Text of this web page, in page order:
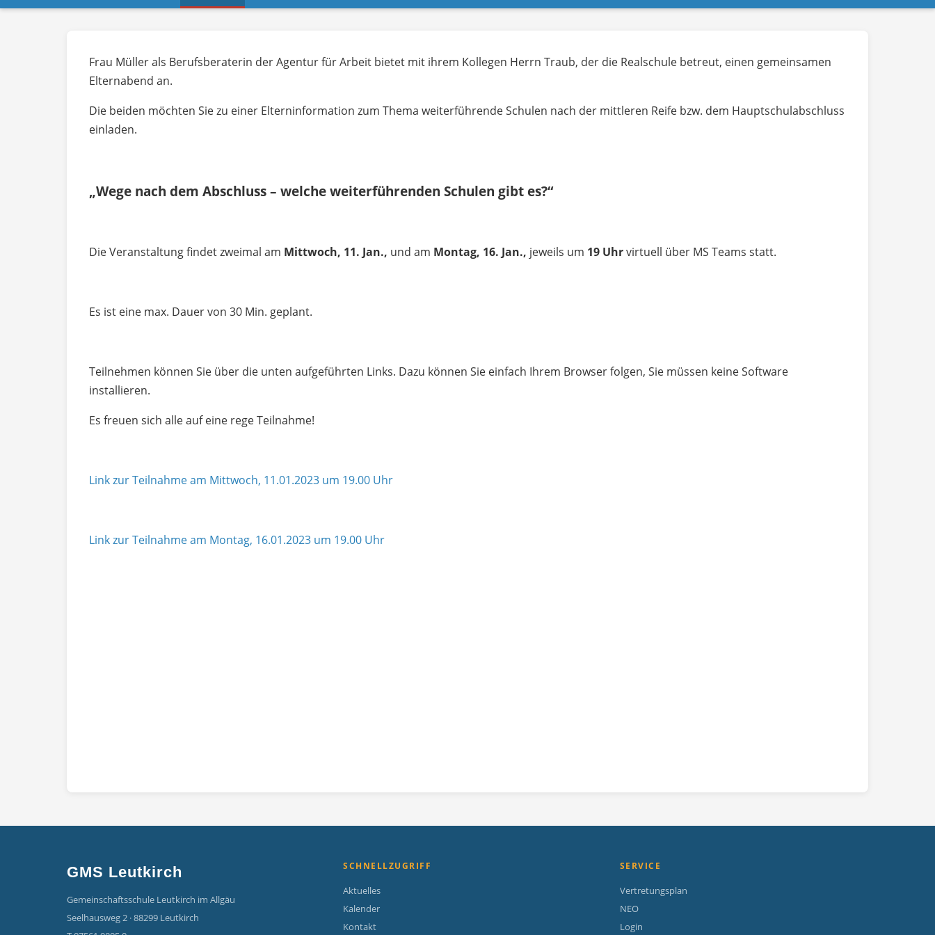
Frau Müller als Berufsberaterin der Agentur für Arbeit bietet mit ihrem Kollegen Herrn Traub, der die Realschule betreut, einen gemeinsamen
Elternabend an.
Die beiden möchten Sie zu einer Elterninformation zum Thema weiterführende Schulen nach der mittleren Reife bzw. dem Hauptschulabschluss
einladen.
„Wege nach dem Abschluss – welche weiterführenden Schulen gibt es?“
Die Veranstaltung findet zweimal am Mittwoch, 11. Jan., und am Montag, 16. Jan., jeweils um 19 Uhrvirtuell über MS Teams statt.
Es ist eine max. Dauer von 30 Min. geplant.
Teilnehmen können Sie über die unten aufgeführten Links. Dazu können Sie einfach Ihrem Browser folgen, Sie müssen keine Software
installieren.
Es freuen sich alle auf eine rege Teilnahme!
Link zur Teilnahme am Mittwoch, 11.01.2023 um 19.00 Uhr
Link zur Teilnahme am Montag, 16.01.2023 um 19.00 Uhr
GMS Leutkirch
Gemeinschaftsschule Leutkirch im Allgäu
Seelhausweg 2 · 88299 Leutkirch
SCHNELLZUGRIFF
Aktuelles
Kalender
Kontakt
SERVICE
Vertretungsplan
NEO
Login